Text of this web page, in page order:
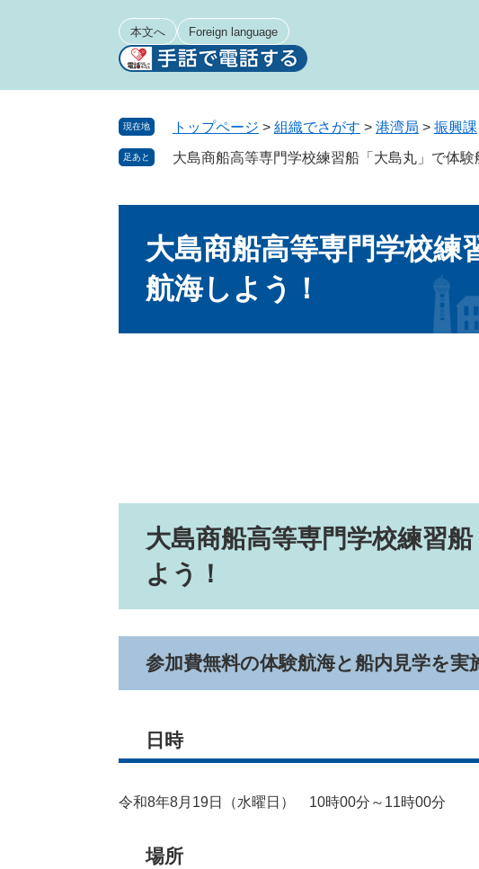
本文へ Foreign language
現在地 トップページ > 組織でさがす > 港湾局 > 振興課
足あと 大島商船高等専門学校練習船「大島丸」で体験
大島商船高等専門学校練
航海しよう！
大島商船高等専門学校練習
よう！
参加費無料の体験航海と船内見学を実
日時
令和8年8月19日（水曜日） 10時00分～11時00分
場所